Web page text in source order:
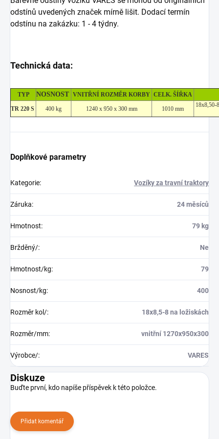
odstínů uvedených značek mírně lišit. Dodací termín
odstínu na zakázku: 1 - 4 týdny.
Technická data:
TYP NOSNOST VNITŘNÍ ROZMĚR KORBY CELK. ŠÍŘKA
TR 220 S 400 kg 1240 x 950 x 300 mm 1010 mm
18x8,50-
Doplňkové parametry
Kategorie: Vozíky za travní traktory
Záruka: 24 měsíců
Hmotnost: 79 kg
Bržděný/: Ne
Hmotnost/kg: 79
Nosnost/kg: 400
Rozměr kol/: 18x8,5-8 na ložiskách
Rozměr/mm: vnitřní 1270x950x300
Výrobce/: VARES
Diskuze
Buďte první, kdo napíše příspěvek k této položce.
Přidat komentář